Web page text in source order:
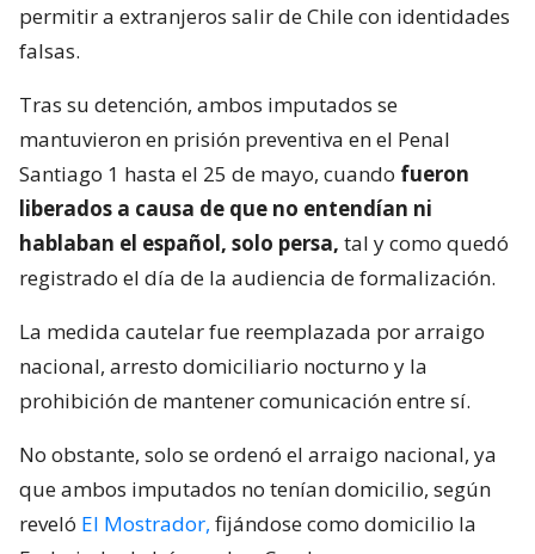
permitir a extranjeros salir de Chile con identidades
falsas.
Tras su detención, ambos imputados se
mantuvieron en prisión preventiva en el Penal
Santiago 1 hasta el 25 de mayo, cuando fueron
liberados a causa de que no entendían ni
hablaban el español, solo persa, tal y como quedó
registrado el día de la audiencia de formalización.
La medida cautelar fue reemplazada por arraigo
nacional, arresto domiciliario nocturno y la
prohibición de mantener comunicación entre sí.
No obstante, solo se ordenó el arraigo nacional, ya
que ambos imputados no tenían domicilio, según
reveló El Mostrador, fijándose como domicilio la